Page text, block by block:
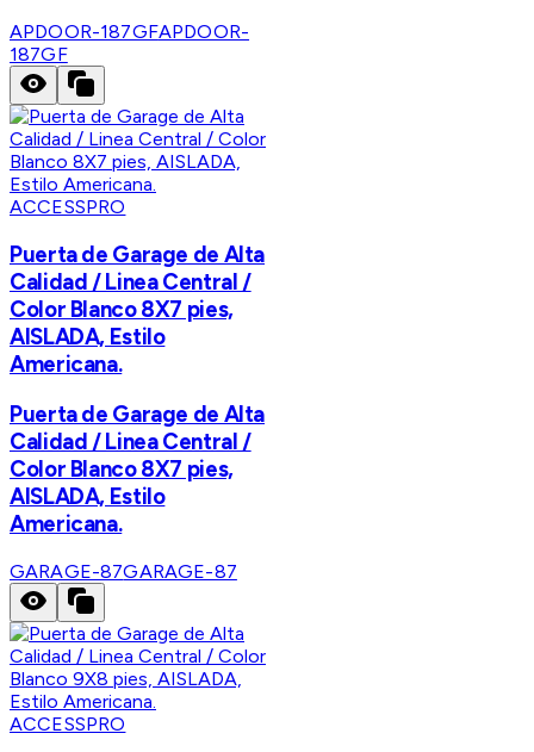
APDOOR-187GFAPDOOR-
187GF
ACCESSPRO
Puerta de Garage de Alta
Calidad / Linea Central /
Color Blanco 8X7 pies,
AISLADA, Estilo
Americana.
Puerta de Garage de Alta
Calidad / Linea Central /
Color Blanco 8X7 pies,
AISLADA, Estilo
Americana.
GARAGE-87GARAGE-87
ACCESSPRO